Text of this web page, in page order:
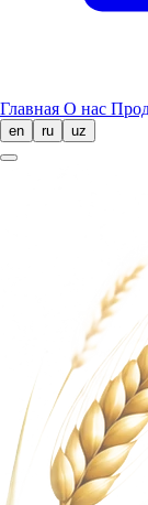
Главная О нас
en ru uz